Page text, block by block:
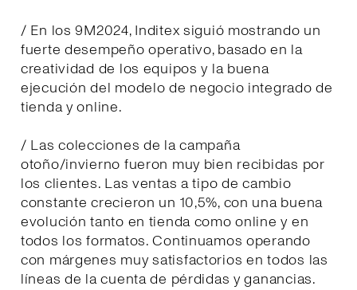
/ En los 9M2024, Inditex siguió mostrando un
fuerte desempeño operativo, basado en la
creatividad de los equipos y la buena
ejecución del modelo de negocio integrado de
tienda y online.
/ Las colecciones de la campaña
otoño/invierno fueron muy bien recibidas por
los clientes. Las ventas a tipo de cambio
constante crecieron un 10,5%, con una buena
evolución tanto en tienda como online y en
todos los formatos. Continuamos operando
con márgenes muy satisfactorios en todos las
líneas de la cuenta de pérdidas y ganancias.